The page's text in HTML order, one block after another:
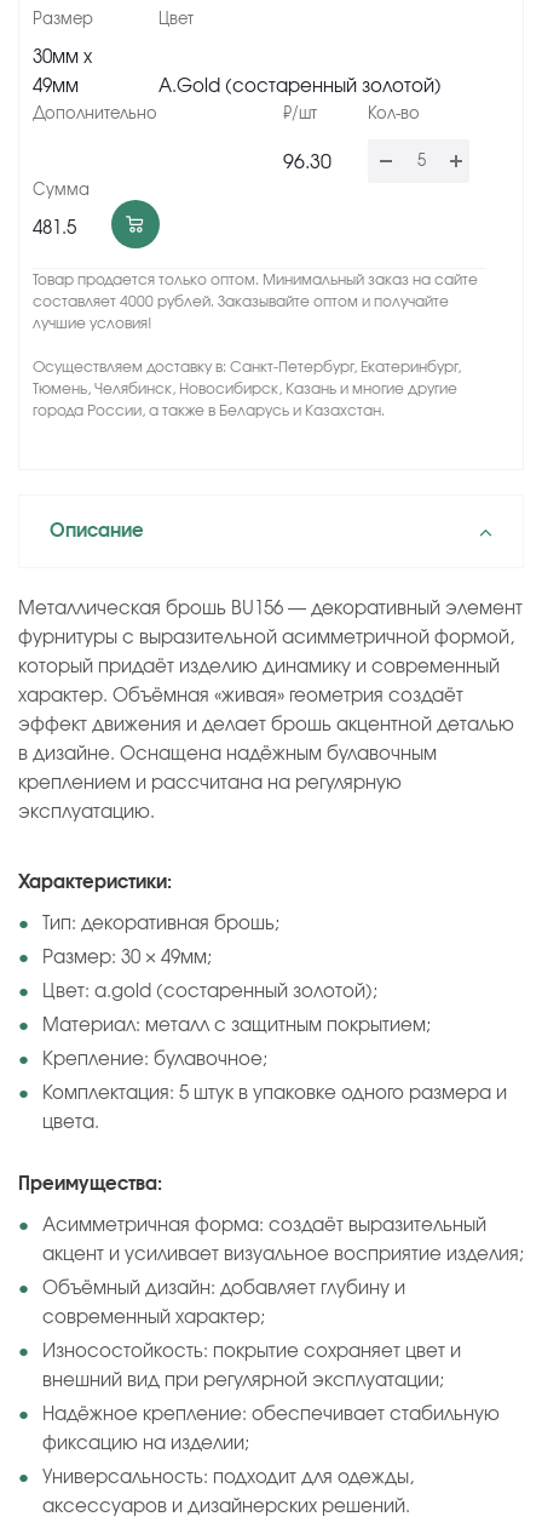
30мм х
49мм
A.Gold (состаренный золотой)
96.30
481.5
Товар продается только оптом. Минимальный заказ на сайте
составляет 4000 рублей. Заказывайте оптом и получайте
лучшие условия!
Осуществляем доставку в: Санкт-Петербург, Екатеринбург,
Тюмень, Челябинск, Новосибирск, Казань и многие другие
города России, а также в Беларусь и Казахстан.
Описание
Металлическая брошь BU156 — декоративный элемент
фурнитуры с выразительной асимметричной формой,
который придаёт изделию динамику и современный
характер. Объёмная «живая» геометрия создаёт
эффект движения и делает брошь акцентной деталью
в дизайне. Оснащена надёжным булавочным
креплением и рассчитана на регулярную
эксплуатацию.
Характеристики:
Тип: декоративная брошь;
Размер: 30 × 49мм;
Цвет: a.gold (состаренный золотой);
Материал: металл с защитным покрытием;
Крепление: булавочное;
Комплектация: 5 штук в упаковке одного размера и
цвета.
Преимущества:
Асимметричная форма: создаёт выразительный
акцент и усиливает визуальное восприятие изделия;
Объёмный дизайн: добавляет глубину и
современный характер;
Износостойкость: покрытие сохраняет цвет и
внешний вид при регулярной эксплуатации;
Надёжное крепление: обеспечивает стабильную
фиксацию на изделии;
Универсальность: подходит для одежды,
аксессуаров и дизайнерских решений.